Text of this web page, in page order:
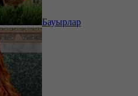
Бауырлар